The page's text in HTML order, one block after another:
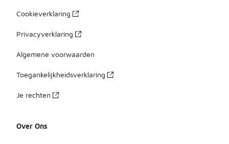
Cookieverklaring
Privacyverklaring
Algemene voorwaarden
Toegankelijkheidsverklaring
Je rechten
Over Ons